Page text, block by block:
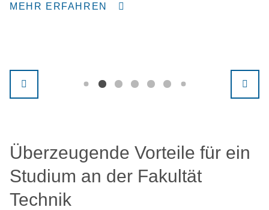
MEHR ERFAHREN
Überzeugende Vorteile für ein
Studium an der Fakultät
Technik